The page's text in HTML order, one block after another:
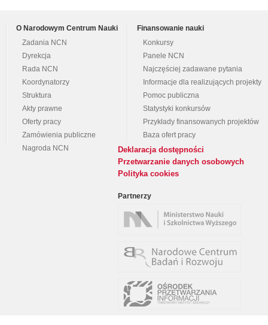
O Narodowym Centrum Nauki
Zadania NCN
Dyrekcja
Rada NCN
Koordynatorzy
Struktura
Akty prawne
Oferty pracy
Zamówienia publiczne
Nagroda NCN
Finansowanie nauki
Konkursy
Panele NCN
Najczęściej zadawane pytania
Informacje dla realizujących projekty
Pomoc publiczna
Statystyki konkursów
Przykłady finansowanych projektów
Baza ofert pracy
Deklaracja dostępności
Przetwarzanie danych osobowych
Polityka cookies
Partnerzy